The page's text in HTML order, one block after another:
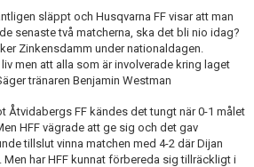
släppt och Husqvarna FF visar att man
senaste två matcherna, ska det bli nio idag?
Zinkensdamm under nationaldagen.
men att alla som är involverade kring laget
tränaren Benjamin Westman
Åtvidabergs FF kändes det tungt när 0-1 målet
HFF vägrade att ge sig och det gav
tillslut vinna matchen med 4-2 där Dijan
har HFF kunnat förbereda sig tillräckligt i